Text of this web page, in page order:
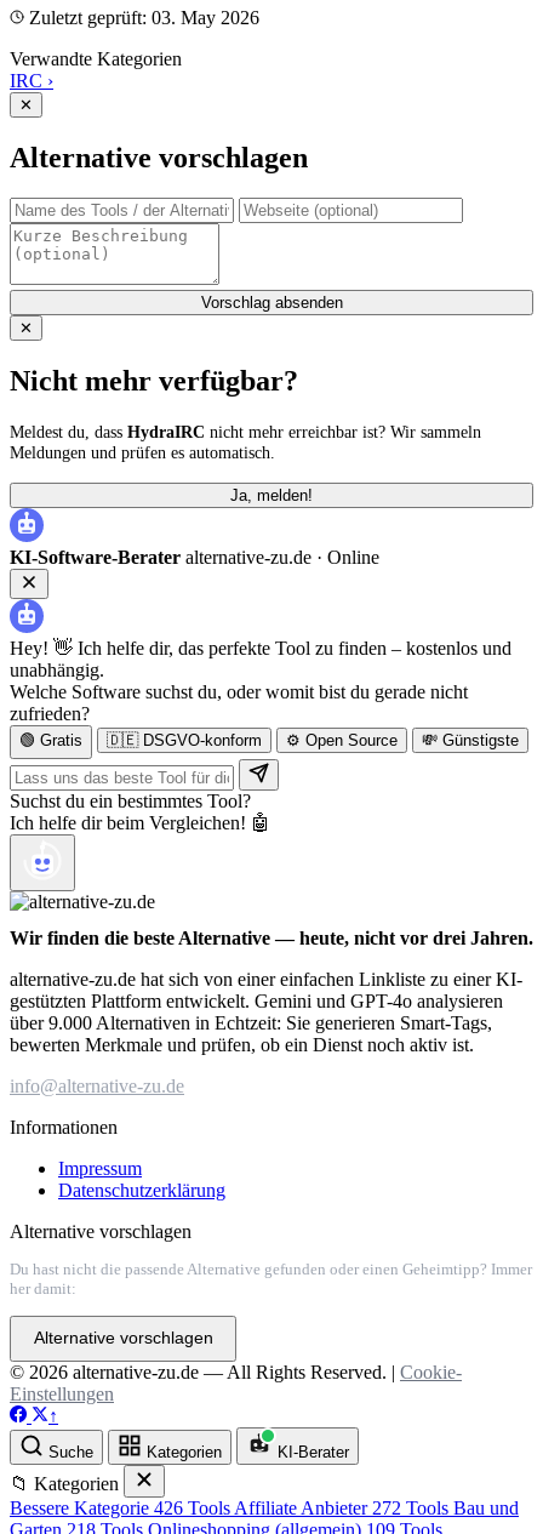
Zuletzt geprüft: 03. May 2026
Verwandte Kategorien
IRC ›
✕
Alternative vorschlagen
Vorschlag absenden
✕
Nicht mehr verfügbar?
Meldest du, dass HydraIRC nicht mehr erreichbar ist? Wir sammeln
Meldungen und prüfen es automatisch.
Ja, melden!
KI-Software-Berater alternative-zu.de · Online
Hey! 👋 Ich helfe dir, das perfekte Tool zu finden – kostenlos und
unabhängig.
Welche Software suchst du, oder womit bist du gerade nicht
zufrieden?
🟢 Gratis 🇩🇪 DSGVO-konform ⚙️ Open Source 💸 Günstigste
Suchst du ein bestimmtes Tool?
Ich helfe dir beim Vergleichen! 🤖
Wir finden die beste Alternative — heute, nicht vor drei Jahren.
alternative-zu.de hat sich von einer einfachen Linkliste zu einer KI-
gestützten Plattform entwickelt. Gemini und GPT-4o analysieren
über 9.000 Alternativen in Echtzeit: Sie generieren Smart-Tags,
bewerten Merkmale und prüfen, ob ein Dienst noch aktiv ist.
info@alternative-zu.de
Informationen
Impressum
Datenschutzerklärung
Alternative vorschlagen
Du hast nicht die passende Alternative gefunden oder einen Geheimtipp? Immer
her damit:
Alternative vorschlagen
© 2026 alternative-zu.de — All Rights Reserved. | Cookie-
Einstellungen
↑
Suche Kategorien KI-Berater
📁 Kategorien
Bessere Kategorie 426 Tools Affiliate Anbieter 272 Tools Bau und
Garten 218 Tools Onlineshopping (allgemein) 109 Tools